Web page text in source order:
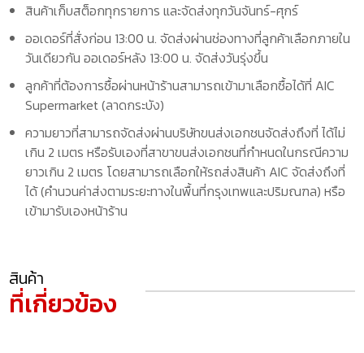
สินค้าเก็บสต็อกทุกรายการ และจัดส่งทุกวันจันทร์-ศุกร์
ออเดอร์ที่สั่งก่อน 13:00 น. จัดส่งผ่านช่องทางที่ลูกค้าเลือกภายใน
วันเดียวกัน ออเดอร์หลัง 13:00 น. จัดส่งวันรุ่งขึ้น
ลูกค้าที่ต้องการซื้อผ่านหน้าร้านสามารถเข้ามาเลือกซื้อได้ที่ AIC
Supermarket (ลาดกระบัง)
ความยาวที่สามารถจัดส่งผ่านบริษัทขนส่งเอกชนจัดส่งถึงที่ ได้ไม่
เกิน 2 เมตร หรือรับเองที่สาขาขนส่งเอกชนที่กำหนดในกรณีความ
ยาวเกิน 2 เมตร โดยสามารถเลือกให้รถส่งสินค้า AIC จัดส่งถึงที่
ได้ (คำนวนค่าส่งตามระยะทางในพื้นที่กรุงเทพและปริมณฑล) หรือ
เข้ามารับเองหน้าร้าน
สินค้า
ที่เกี่ยวข้อง